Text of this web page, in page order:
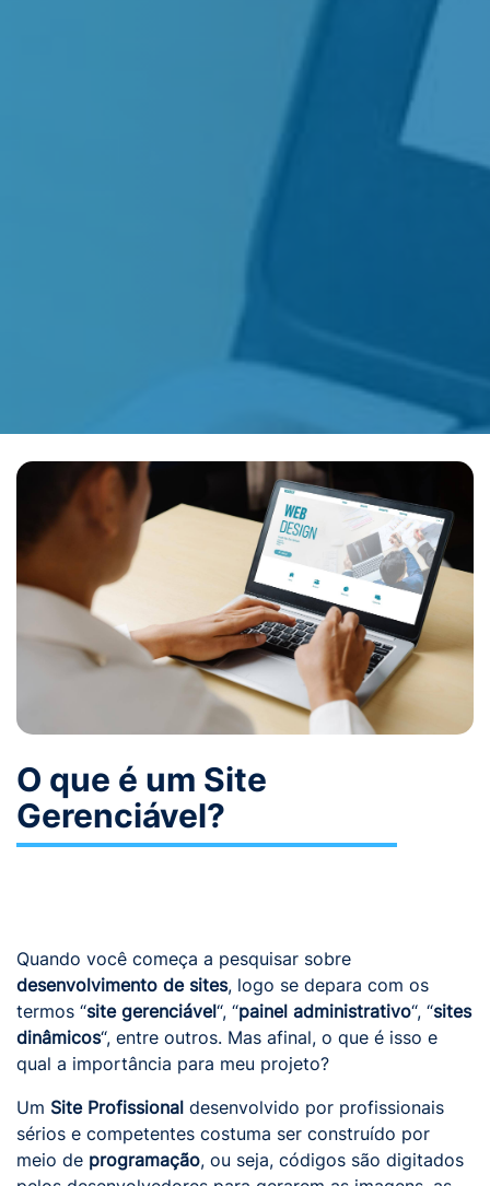
O que é um Site
Gerenciável?
Quando você começa a pesquisar sobre
desenvolvimento de sites, logo se depara com os
termos “site gerenciável“, “painel administrativo“, “sites
dinâmicos“, entre outros. Mas afinal, o que é isso e
qual a importância para meu projeto?
Um Site Profissional desenvolvido por profissionais
sérios e competentes costuma ser construído por
meio de programação, ou seja, códigos são digitados